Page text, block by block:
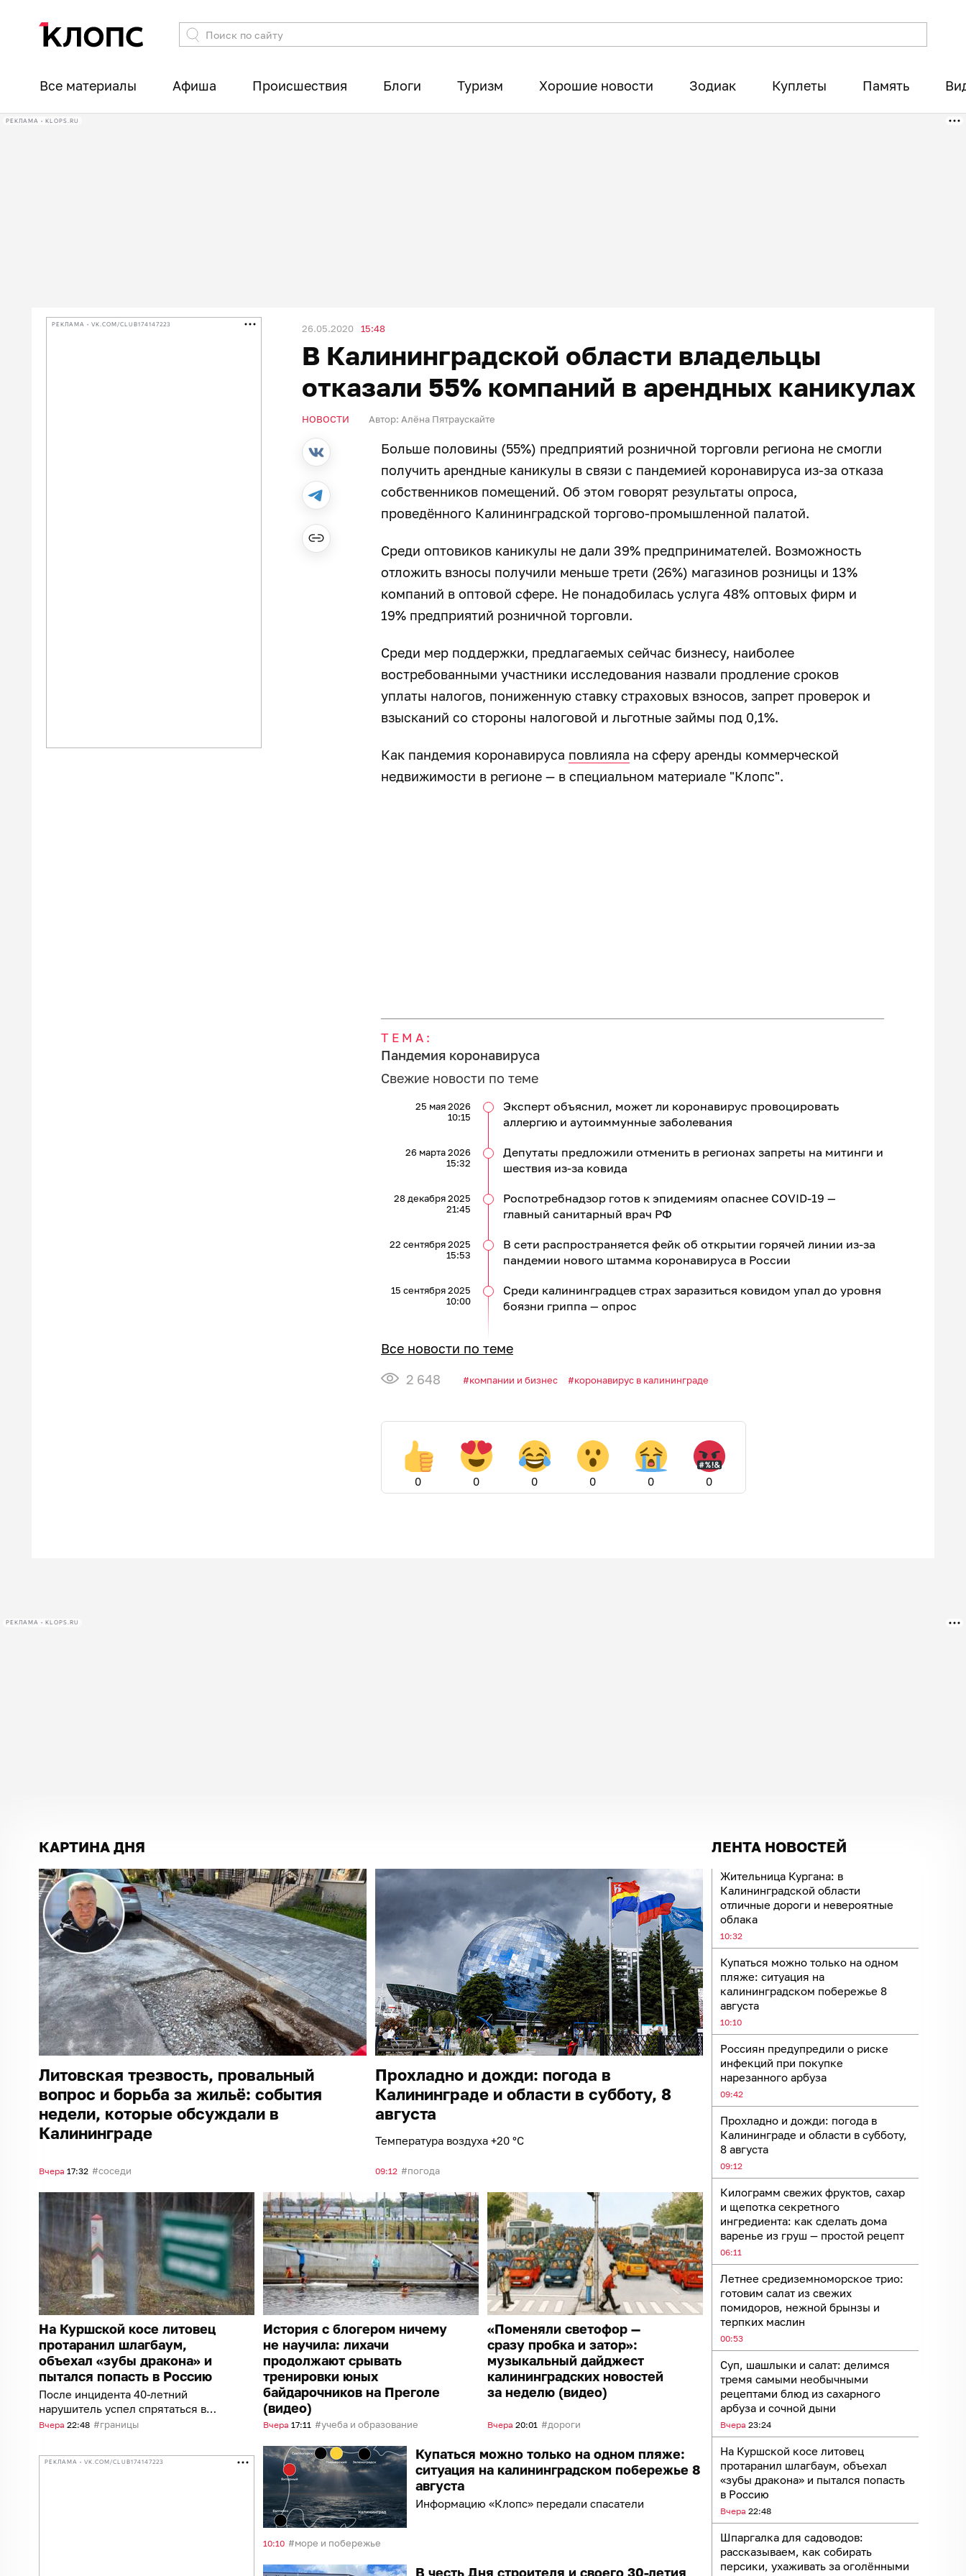
Все материалы Афиша Происшествия Блоги Туризм Хорошие новости Зодиак Куплеты Память
РЕКЛАМА • KLOPS.RU
РЕКЛАМА • VK.COM/CLUB174147223 26.05.2020 15:48
В Калининградской области владельцы
отказали 55% компаний в арендных каникулах
НОВОСТИ Автор: Алёна Пятраускайте
Больше половины (55%) предприятий розничной торговли региона не смогли
получить арендные каникулы в связи с пандемией коронавируса из-за отказа
собственников помещений. Об этом говорят результаты опроса,
проведённого Калининградской торгово-промышленной палатой.
Среди оптовиков каникулы не дали 39% предпринимателей. Возможность
отложить взносы получили меньше трети (26%) магазинов розницы и 13%
компаний в оптовой сфере. Не понадобилась услуга 48% оптовых фирм и
19% предприятий розничной торговли.
Среди мер поддержки, предлагаемых сейчас бизнесу, наиболее
востребованными участники исследования назвали продление сроков
уплаты налогов, пониженную ставку страховых взносов, запрет проверок и
взысканий со стороны налоговой и льготные займы под 0,1%.
Как пандемия коронавируса повлияла на сферу аренды коммерческой
недвижимости в регионе — в специальном материале "Клопс".
ТЕМА:
Пандемия коронавируса
Свежие новости по теме
Эксперт объяснил, может ли коронавирус провоцировать
аллергию и аутоиммунные заболевания
25 мая 2026
10:15
Депутаты предложили отменить в регионах запреты на митинги и
шествия из-за ковида
26 марта 2026
15:32
Роспотребнадзор готов к эпидемиям опаснее COVID-19 —
главный санитарный врач РФ
28 декабря 2025
21:45
В сети распространяется фейк об открытии горячей линии из-за
пандемии нового штамма коронавируса в России
22 сентября 2025
15:53
Среди калининградцев страх заразиться ковидом упал до уровня
боязни гриппа — опрос
15 сентября 2025
10:00
Все новости по теме
2 648
компании и бизнес коронавирус в калининграде
0 0 0 0 0 0
РЕКЛАМА • KLOPS.RU
ЛЕНТА НОВОСТЕЙ
Жительница Кургана: в
Калининградской области
отличные дороги и невероятные
облака
10:32
Купаться можно только на одном
пляже: ситуация на
калининградском побережье 8
августа
10:10
Россиян предупредили о риске
инфекций при покупке
нарезанного арбуза
09:42
Прохладно и дожди: погода в
Калининграде и области в субботу,
8 августа
09:12
Килограмм свежих фруктов, сахар
и щепотка секретного
ингредиента: как сделать дома
варенье из груш — простой рецепт
06:11
Летнее средиземноморское трио:
готовим салат из свежих
помидоров, нежной брынзы и
терпких маслин
00:53
Суп, шашлыки и салат: делимся
тремя самыми необычными
рецептами блюд из сахарного
арбуза и сочной дыни
Вчера 23:24
На Куршской косе литовец
протаранил шлагбаум, объехал
«зубы дракона» и пытался попасть
в Россию
Вчера 22:48
Шпаргалка для садоводов:
рассказываем, как собирать
персики, ухаживать за оголёнными
КАРТИНА ДНЯ
Литовская трезвость, провальный
вопрос и борьба за жильё: события
недели, которые обсуждали в
Калининграде
Вчера 17:32 соседи
Прохладно и дожди: погода в
Калининграде и области в субботу, 8
августа
Температура воздуха +20 °С
09:12 погода
На Куршской косе литовец
протаранил шлагбаум,
объехал «зубы дракона» и
пытался попасть в Россию
После инцидента 40-летний
нарушитель успел спрятаться в
лесу
Вчера 22:48 границы
История с блогером ничему
не научила: лихачи
продолжают срывать
тренировки юных
байдарочников на Преголе
(видео)
Вчера 17:11 учеба и образование
«Поменяли светофор —
сразу пробка и затор»:
музыкальный дайджест
калининградских новостей
за неделю (видео)
Вчера 20:01 дороги
РЕКЛАМА • VK.COM/CLUB174147223
Купаться можно только на одном пляже:
ситуация на калининградском побережье 8
августа
Информацию «Клопс» передали спасатели
10:10 море и побережье
В честь Дня строителя и своего 30-летия